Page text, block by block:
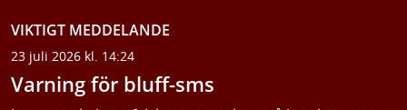
VIKTIGT MEDDELANDE
23 juli 2026 kl. 14:24
Varning för bluff-sms